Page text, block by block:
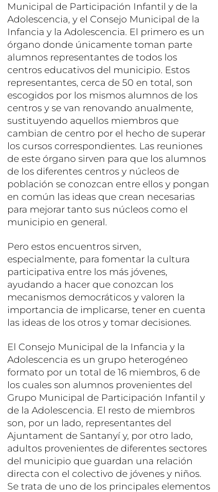
Municipal de Participación Infantil y de la
Adolescencia, y el Consejo Municipal de la
Infancia y la Adolescencia. El primero es un
órgano donde únicamente toman parte
alumnos representantes de todos los
centros educativos del municipio. Estos
representantes, cerca de 50 en total, son
escogidos por los mismos alumnos de los
centros y se van renovando anualmente,
sustituyendo aquellos miembros que
cambian de centro por el hecho de superar
los cursos correspondientes. Las reuniones
de este órgano sirven para que los alumnos
de los diferentes centros y núcleos de
población se conozcan entre ellos y pongan
en común las ideas que crean necesarias
para mejorar tanto sus núcleos como el
municipio en general.
Pero estos encuentros sirven,
especialmente, para fomentar la cultura
participativa entre los más jóvenes,
ayudando a hacer que conozcan los
mecanismos democráticos y valoren la
importancia de implicarse, tener en cuenta
las ideas de los otros y tomar decisiones.
El Consejo Municipal de la Infancia y la
Adolescencia es un grupo heterogéneo
formato por un total de 16 miembros, 6 de
los cuales son alumnos provenientes del
Grupo Municipal de Participación Infantil y
de la Adolescencia. El resto de miembros
son, por un lado, representantes del
Ajuntament de Santanyí y, por otro lado,
adultos provenientes de diferentes sectores
del municipio que guardan una relación
directa con el colectivo de jóvenes y niños.
Se trata de uno de los principales elementos